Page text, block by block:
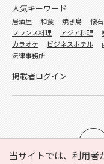
当サイトでは、利用
人気キーワード
居酒屋 和食 焼き鳥 懐
フランス料理
アジア料理
カラオケ
ビジネスホテル
法律事務所
掲載者ログイン